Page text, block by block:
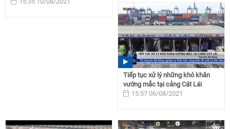
Tiếp tục xử lý những khó khăn
vướng mắc tại cảng Cát Lái
15:57 06/08/2021